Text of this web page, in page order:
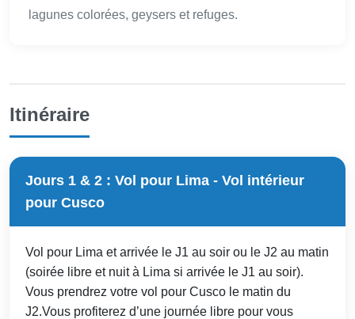
lagunes colorées, geysers et refuges.
Itinéraire
Jours 1 & 2 : Vol pour Lima - Vol intérieur
pour Cusco
Vol pour Lima et arrivée le J1 au soir ou le J2 au matin
(soirée libre et nuit à Lima si arrivée le J1 au soir).
Vous prendrez votre vol pour Cusco le matin du
J2.Vous profiterez d’une journée libre pour vous